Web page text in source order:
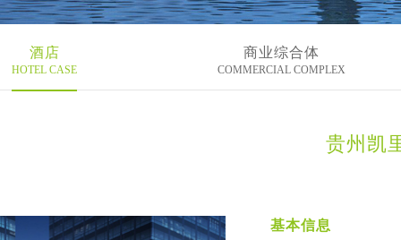
酒店
HOTEL CASE
商业综合体
COMMERCIAL COMPLEX
贵州凯
基本信息